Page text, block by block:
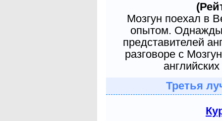
Мозгун поехал в
опытом. Однажды
представителей
разговоре с
Третья